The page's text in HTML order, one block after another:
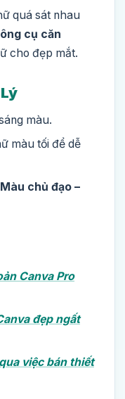
quá sát nhau
cụ căn
cho đẹp mắt.
màu.
màu tối để dễ
Màu chủ đạo –
Canva Pro
đẹp ngất
việc bán thiết